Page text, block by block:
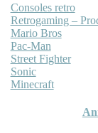
Consoles retro
Retrogaming –
Mario Bros
Pac-Man
Street Fighter
Sonic
Minecraft